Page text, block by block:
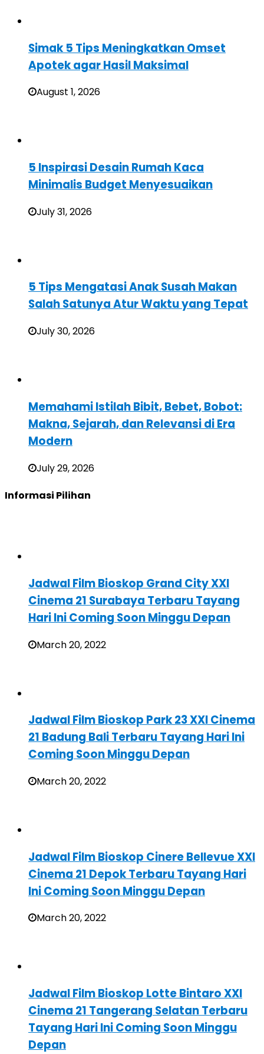
Simak 5 Tips Meningkatkan Omset
Apotek agar Hasil Maksimal
August 1, 2026
5 Inspirasi Desain Rumah Kaca
Minimalis Budget Menyesuaikan
July 31, 2026
5 Tips Mengatasi Anak Susah Makan
Salah Satunya Atur Waktu yang Tepat
July 30, 2026
Memahami Istilah Bibit, Bebet, Bobot:
Makna, Sejarah, dan Relevansi di Era
Modern
July 29, 2026
Informasi Pilihan
Jadwal Film Bioskop Grand City XXI
Cinema 21 Surabaya Terbaru Tayang
Hari Ini Coming Soon Minggu Depan
March 20, 2022
Jadwal Film Bioskop Park 23 XXI Cinema
21 Badung Bali Terbaru Tayang Hari Ini
Coming Soon Minggu Depan
March 20, 2022
Jadwal Film Bioskop Cinere Bellevue XXI
Cinema 21 Depok Terbaru Tayang Hari
Ini Coming Soon Minggu Depan
March 20, 2022
Jadwal Film Bioskop Lotte Bintaro XXI
Cinema 21 Tangerang Selatan Terbaru
Tayang Hari Ini Coming Soon Minggu
Depan